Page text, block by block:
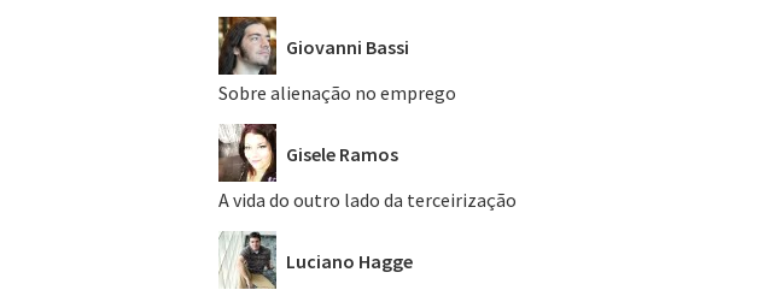
Giovanni Bassi
Sobre alienação no emprego
Gisele Ramos
A vida do outro lado da terceirização
Luciano Hagge